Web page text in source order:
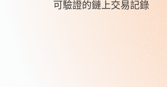
可驗證的鏈上交易記錄